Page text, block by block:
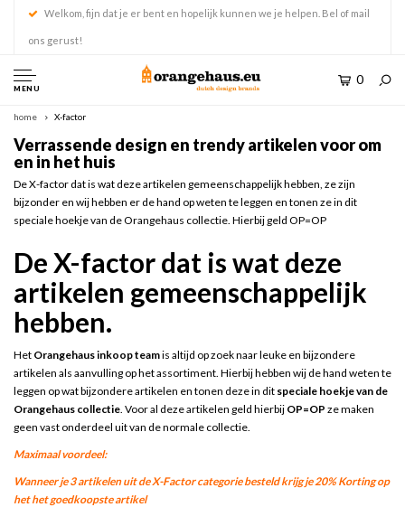
Welkom, fijn dat je er bent en hopelijk kunnen we je helpen. Bel of mail
ons gerust!
MENU
0
home X-factor
Verrassende design en trendy artikelen voor om
en in het huis
De X-factor dat is wat deze artikelen gemeenschappelijk hebben, ze zijn
bijzonder en wij hebben er de hand op weten te leggen en tonen ze in dit
speciale hoekje van de Orangehaus collectie. Hierbij geld OP=OP
De X-factor dat is wat deze
artikelen gemeenschappelijk
hebben.
Het Orangehaus inkoop teamis altijd op zoek naar leuke en bijzondere
artikelen als aanvulling op het assortiment. Hierbij hebben wij de hand weten te
leggen op wat bijzondere artikelen en tonen deze in dit speciale hoekje van de
Orangehaus collectie. Voor al deze artikelen geld hierbij OP=OP ze maken
geen vast onderdeel uit van de normale collectie.
Maximaal voordeel:
Wanneer je 3 artikelen uit de X-Factor categorie besteld krijg je 20% Korting op
het het goedkoopste artikel